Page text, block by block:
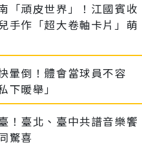
「頑皮世界」！江國賓收
作「超大卷軸卡片」萌
暈倒！體會當球員不容
暖舉」
！臺北、臺中共譜音樂饗
驚喜